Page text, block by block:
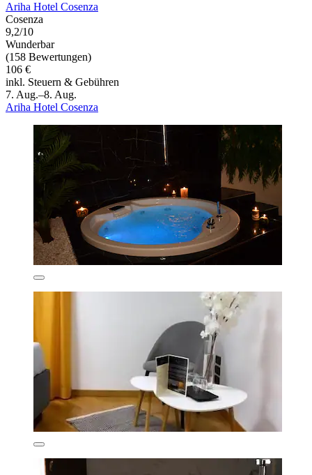
Ariha Hotel Cosenza
Cosenza
9,2/10
Wunderbar
(158 Bewertungen)
106 €
inkl. Steuern & Gebühren
7. Aug.–8. Aug.
Ariha Hotel Cosenza